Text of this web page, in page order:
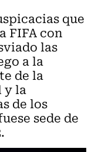
que
FIFA con
las
a la
de la
y la
de los
sede de